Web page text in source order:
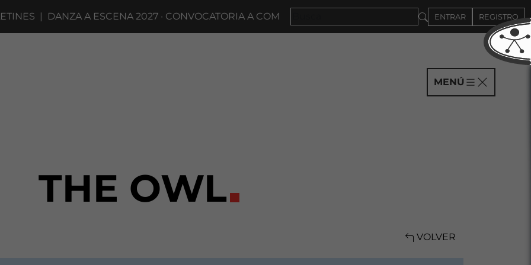
|DANZA A ESCENA 2027 · CONVOCATORIA A COMPAÑÍAS HASTA EL 4DE SEPTIEMBRE ENTRAR REGISTRO
MENÚ
THE OWL
VOLVER